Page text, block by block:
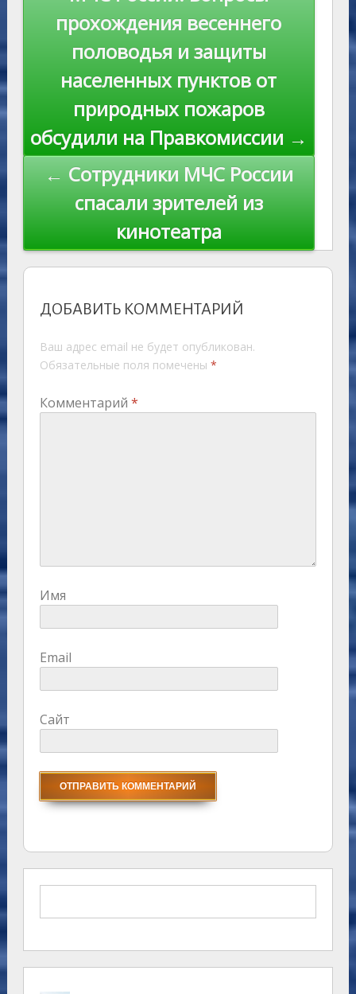
ni
ki
al
k
записям
прохождения весеннего
половодья и защиты
населенных пунктов от
природных пожаров
обсудили на Правкомиссии →
← Сотрудники МЧС России
спасали зрителей из
кинотеатра
ДОБАВИТЬ КОММЕНТАРИЙ
Ваш адрес email не будет опубликован.
Обязательные поля помечены *
Комментарий *
Имя
Email
Сайт